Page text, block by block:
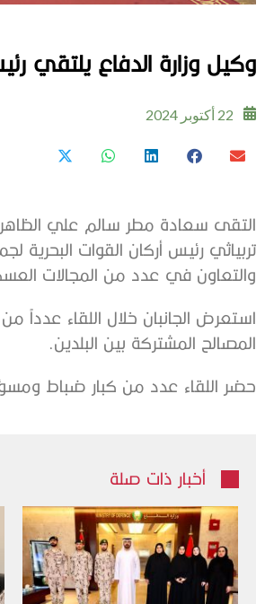
وكيل وزارة الدفاع يلتقي
22 أكتوبر 2024
التقى سعادة مطر سالم علي
تربياثي رئيس أركان القوات البحرية
والتعاون في عدد من المجالات
استعرض الجانبان خلال اللقاء عدداً
المصالح المشتركة بين البلدين.
حضر اللقاء عدد من كبار ضباط
أخبار ذات صلة